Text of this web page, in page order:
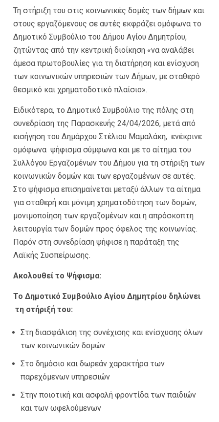
Τη στήριξη του στις κοινωνικές δομές των δήμων και
στους εργαζόμενους σε αυτές εκφράζει ομόφωνα το
Δημοτικό Συμβούλιο του Δήμου Αγίου Δημητρίου,
ζητώντας από την κεντρική διοίκηση «να αναλάβει
άμεσα πρωτοβουλίες για τη διατήρηση και ενίσχυση
των κοινωνικών υπηρεσιών των Δήμων, με σταθερό
θεσμικό και χρηματοδοτικό πλαίσιο».
Ειδικότερα, το Δημοτικό Συμβούλιο της πόλης στη
συνεδρίαση της Παρασκευής 24/04/2026, μετά από
εισήγηση του Δημάρχου Στέλιου Μαμαλάκη, ενέκρινε
ομόφωνα ψήφισμα σύμφωνα και με το αίτημα του
Συλλόγου Εργαζομένων του Δήμου για τη στήριξη των
κοινωνικών δομών και των εργαζομένων σε αυτές.
Στο ψήφισμα επισημαίνεται μεταξύ άλλων τα αίτημα
για σταθερή και μόνιμη χρηματοδότηση των δομών,
μονιμοποίηση των εργαζομένων και η απρόσκοπτη
λειτουργία των δομών προς όφελος της κοινωνίας.
Παρόν στη συνεδρίαση ψήφισε η παράταξη της
Λαϊκής Συσπείρωσης.
Ακολουθεί το Ψήφισμα:
Το Δημοτικό Συμβούλιο Αγίου Δημητρίου δηλώνει
τη στήριξή του:
Στη διασφάλιση της συνέχισης και ενίσχυσης όλων
των κοινωνικών δομών
Στο δημόσιο και δωρεάν χαρακτήρα των
παρεχόμενων υπηρεσιών
Στην ποιοτική και ασφαλή φροντίδα των παιδιών
και των ωφελούμενων